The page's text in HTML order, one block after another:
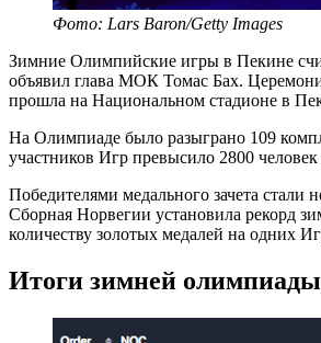
Фото: Lars Baron/Getty Images
Зимние Олимпийские игры в Пекине
объявил глава МОК Томас Бах.
прошла на Национальном стадионе в
На Олимпиаде было разыграно 109
участников Игр превысило 2800
Победителями медального зачета стали
Сборная Норвегии установила рекорд
количеству золотых медалей на одних
Итоги зимней